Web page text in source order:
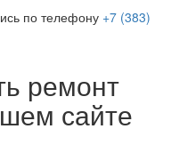
по телефону +7 (383)
ремонт
сайте